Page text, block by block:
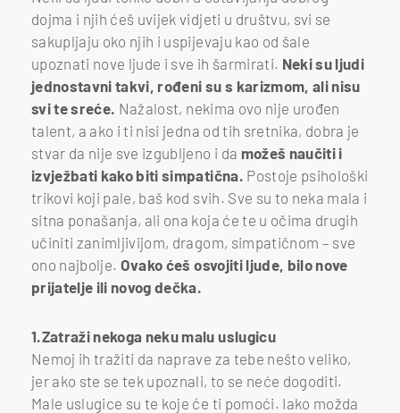
dojma i njih ćeš uvijek vidjeti u društvu, svi se
sakupljaju oko njih i uspijevaju kao od šale
upoznati nove ljude i sve ih šarmirati. Neki su ljudi
jednostavni takvi, rođeni su s karizmom, ali nisu
svi te sreće. Nažalost, nekima ovo nije urođen
talent, a ako i ti nisi jedna od tih sretnika, dobra je
stvar da nije sve izgubljeno i da možeš naučiti i
izvježbati kako biti simpatična. Postoje psihološki
trikovi koji pale, baš kod svih. Sve su to neka mala i
sitna ponašanja, ali ona koja će te u očima drugih
učiniti zanimljivijom, dragom, simpatičnom – sve
ono najbolje. Ovako ćeš osvojiti ljude, bilo nove
prijatelje ili novog dečka.
1.Zatraži nekoga neku malu uslugicu
Nemoj ih tražiti da naprave za tebe nešto veliko,
jer ako ste se tek upoznali, to se neće dogoditi.
Male uslugice su te koje će ti pomoći. Iako možda